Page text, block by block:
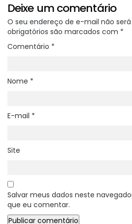
Deixe um comentário
O seu endereço de e-mail não
obrigatórios são marcados com *
Comentário *
Nome *
E-mail *
Site
Salvar meus dados neste
que eu comentar.